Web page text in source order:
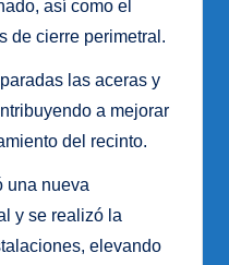
así como el
de cierre perimetral.
las aceras y
a mejorar
del recinto.
una nueva
y se realizó la
elevando